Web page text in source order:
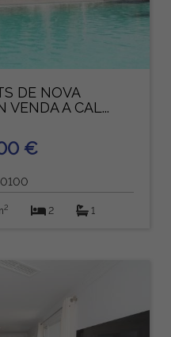
DE NOVA
VENDA A CAL...
€
2 2 1